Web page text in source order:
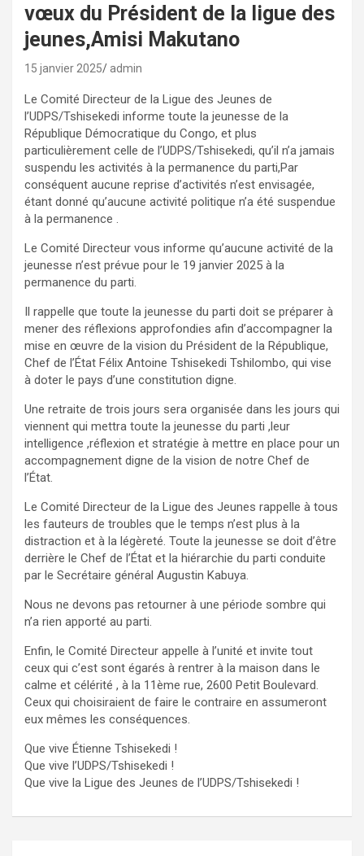
vœux du Président de la ligue des
jeunes,Amisi Makutano
15 janvier 2025 admin
Le Comité Directeur de la Ligue des Jeunes de
l’UDPS/Tshisekedi informe toute la jeunesse de la
République Démocratique du Congo, et plus
particulièrement celle de l’UDPS/Tshisekedi, qu’il n’a jamais
suspendu les activités à la permanence du parti,Par
conséquent aucune reprise d’activités n’est envisagée,
étant donné qu’aucune activité politique n’a été suspendue
à la permanence .
Le Comité Directeur vous informe qu’aucune activité de la
jeunesse n’est prévue pour le 19 janvier 2025 à la
permanence du parti.
Il rappelle que toute la jeunesse du parti doit se préparer à
mener des réflexions approfondies afin d’accompagner la
mise en œuvre de la vision du Président de la République,
Chef de l’État Félix Antoine Tshisekedi Tshilombo, qui vise
à doter le pays d’une constitution digne.
Une retraite de trois jours sera organisée dans les jours qui
viennent qui mettra toute la jeunesse du parti ,leur
intelligence ,réflexion et stratégie à mettre en place pour un
accompagnement digne de la vision de notre Chef de
l’État.
Le Comité Directeur de la Ligue des Jeunes rappelle à tous
les fauteurs de troubles que le temps n’est plus à la
distraction et à la légèreté. Toute la jeunesse se doit d’être
derrière le Chef de l’État et la hiérarchie du parti conduite
par le Secrétaire général Augustin Kabuya.
Nous ne devons pas retourner à une période sombre qui
n’a rien apporté au parti.
Enfin, le Comité Directeur appelle à l’unité et invite tout
ceux qui c’est sont égarés à rentrer à la maison dans le
calme et célérité , à la 11ème rue, 2600 Petit Boulevard.
Ceux qui choisiraient de faire le contraire en assumeront
eux mêmes les conséquences.
Que vive Étienne Tshisekedi !
Que vive l’UDPS/Tshisekedi !
Que vive la Ligue des Jeunes de l’UDPS/Tshisekedi !